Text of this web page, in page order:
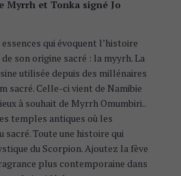
Myrrh et Tonka signé Jo
qui évoquent l’histoire
son origine sacré : la myyrh. La
utilisée depuis des millénaires
sacré. Celle-ci vient de Namibie
à souhait de Myrrh Omumbiri..
temples antiques où les
Toute une histoire qui
du Scorpion. Ajoutez la fève
plus contemporaine dans